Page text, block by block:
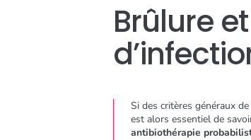
Brûlure
Si des critères généraux
est alors essentiel de
antibiothérapie